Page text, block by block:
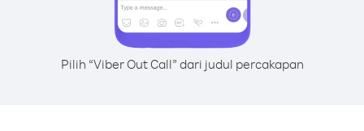
Pilih “Viber Out Call” dari judul percakapan